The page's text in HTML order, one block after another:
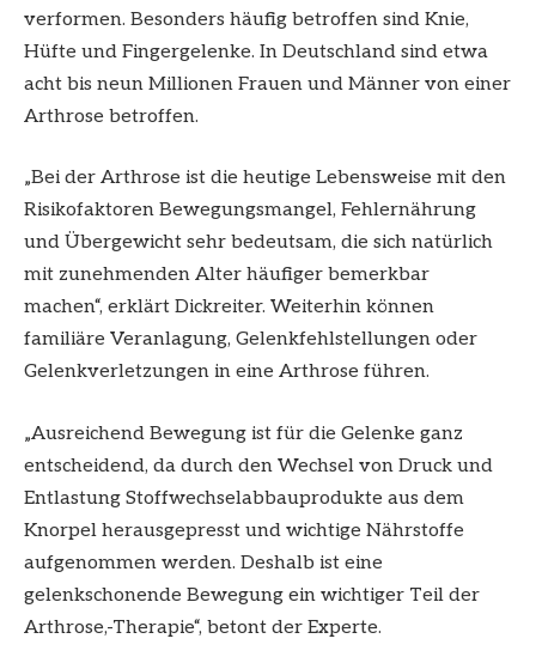
verformen. Besonders häufig betroffen sind Knie,
Hüfte und Fingergelenke. In Deutschland sind etwa
acht bis neun Millionen Frauen und Männer von einer
Arthrose betroffen.
„Bei der Arthrose ist die heutige Lebensweise mit den
Risikofaktoren Bewegungsmangel, Fehlernährung
und Übergewicht sehr bedeutsam, die sich natürlich
mit zunehmenden Alter häufiger bemerkbar
machen“, erklärt Dickreiter. Weiterhin können
familiäre Veranlagung, Gelenkfehlstellungen oder
Gelenkverletzungen in eine Arthrose führen.
„Ausreichend Bewegung ist für die Gelenke ganz
entscheidend, da durch den Wechsel von Druck und
Entlastung Stoffwechselabbauprodukte aus dem
Knorpel herausgepresst und wichtige Nährstoffe
aufgenommen werden. Deshalb ist eine
gelenkschonende Bewegung ein wichtiger Teil der
Arthrose,-Therapie“, betont der Experte.